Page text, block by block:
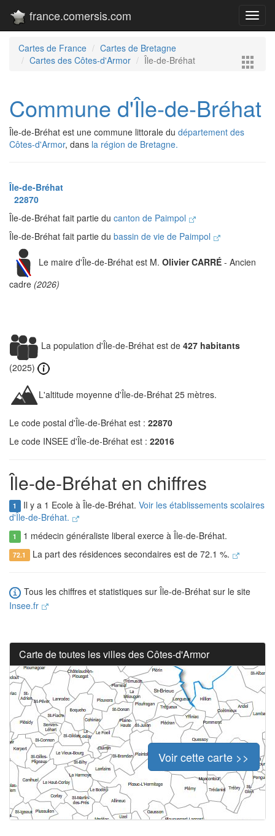
france.comersis.com
Cartes de France
Cartes de Bretagne
Cartes des Côtes-d'Armor
Île-de-Bréhat
Commune d'Île-de-Bréhat
Île-de-Bréhat est une commune littorale du département des
Côtes-d'Armor, dans la région de Bretagne.
Île-de-Bréhat
22870
Île-de-Bréhat fait partie du canton de Paimpol
Île-de-Bréhat fait partie du bassin de vie de Paimpol
Le maire d'Île-de-Bréhat est M. Olivier CARRÉ - Ancien
cadre (2026)
La population d'Île-de-Bréhat est de 427 habitants
(2025)
L'altitude moyenne d'Île-de-Bréhat 25 mètres.
Le code postal d'Île-de-Bréhat est : 22870
Le code INSEE d'Île-de-Bréhat est : 22016
Île-de-Bréhat en chiffres
1 Il y a 1 Ecole à Île-de-Bréhat. Voir les établissements scolaires
d'Île-de-Bréhat.
1 1 médecin généraliste liberal exerce à Île-de-Bréhat.
72.1 La part des résidences secondaires est de 72.1 %.
Tous les chiffres et statistiques sur Île-de-Bréhat sur le site
Insee.fr
Carte de toutes les villes des Côtes-d'Armor
Voir cette carte >>